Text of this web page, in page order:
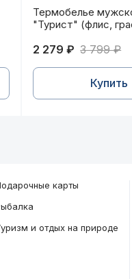
(флис, хаки)
Термобелье
Термобелье
"Турист" (флис,
2 279 ₽ 3 799 ₽
Купить
карты
и отдых на природе